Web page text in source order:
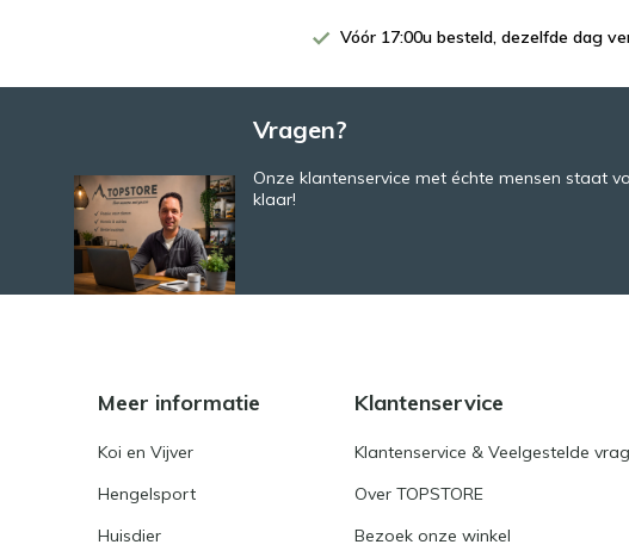
Vóór 17:00u besteld, dezelfde dag
Vragen?
Onze klantenservice met échte mensen staat
klaar!
Meer informatie
Koi en Vijver
Hengelsport
Huisdier
Klantenservice
Klantenservice & Veelgestelde
Over TOPSTORE
Bezoek onze winkel